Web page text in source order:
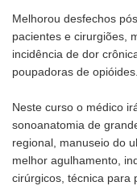
Melhorou desfechos
pacientes e cirurgiões,
incidência de dor
poupadoras de opióides.
Neste curso o médico
sonoanatomia de
regional, manuseio do
melhor agulhamento,
cirúrgicos, técnica para